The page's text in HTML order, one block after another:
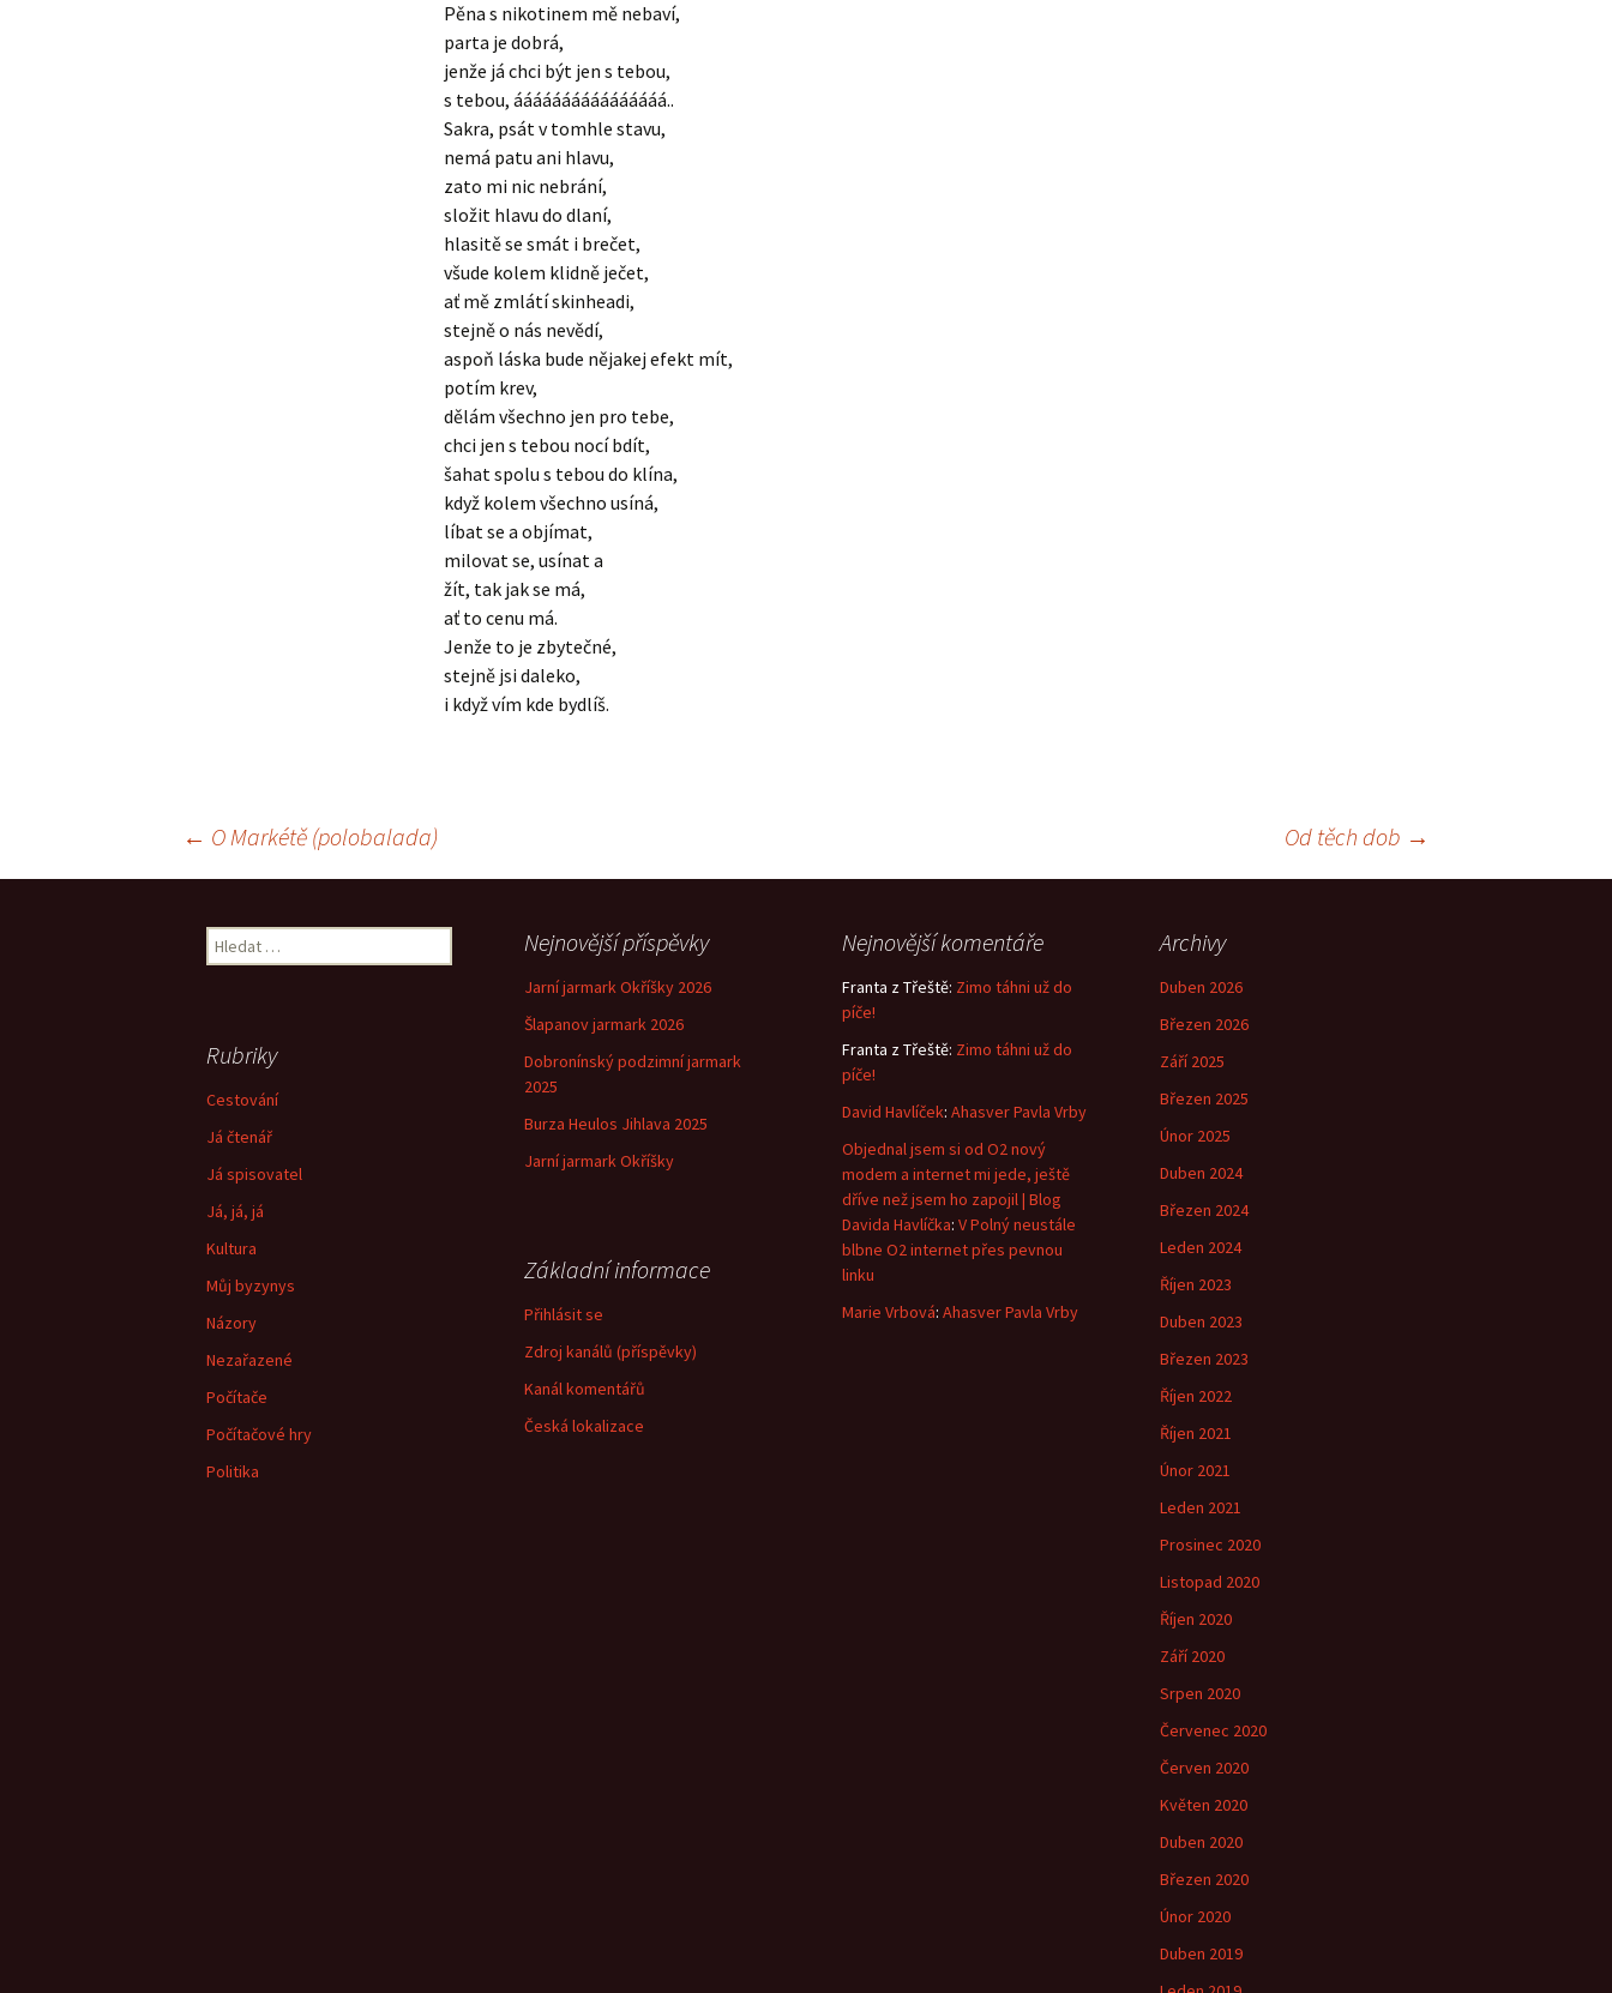
Pěna s nikotinem mě nebaví,
parta je dobrá,
jenže já chci být jen s tebou,
s tebou, áááááááááááááááá..
Sakra, psát v tomhle stavu,
nemá patu ani hlavu,
zato mi nic nebrání,
složit hlavu do dlaní,
hlasitě se smát i brečet,
všude kolem klidně ječet,
ať mě zmlátí skinheadi,
stejně o nás nevědí,
aspoň láska bude nějakej efekt mít,
potím krev,
dělám všechno jen pro tebe,
chci jen s tebou nocí bdít,
šahat spolu s tebou do klína,
když kolem všechno usíná,
líbat se a objímat,
milovat se, usínat a
žít, tak jak se má,
ať to cenu má.
Jenže to je zbytečné,
stejně jsi daleko,
i když vím kde bydlíš.
Navigace
← O Markétě (polobalada) Od těch dob →
Vyhledávání Nejnovější příspěvky
Jarní jarmark Okříšky 2026
Šlapanov jarmark 2026
Dobronínský podzimní jarmark
2025
Burza Heulos Jihlava 2025
Jarní jarmark Okříšky
Nejnovější komentáře
Franta z Třeště: Zimo táhni už do
píče!
Franta z Třeště: Zimo táhni už do
píče!
David Havlíček: Ahasver Pavla Vrby
Objednal jsem si od O2 nový
modem a internet mi jede, ještě
dříve než jsem ho zapojil | Blog
Davida Havlíčka: V Polný neustále
blbne O2 internet přes pevnou
linku
Marie Vrbová: Ahasver Pavla Vrby
Archivy
Duben 2026
Březen 2026
Září 2025
Březen 2025
Únor 2025
Duben 2024
Březen 2024
Leden 2024
Říjen 2023
Duben 2023
Březen 2023
Říjen 2022
Říjen 2021
Únor 2021
Leden 2021
Prosinec 2020
Listopad 2020
Říjen 2020
Září 2020
Srpen 2020
Červenec 2020
Červen 2020
Květen 2020
Duben 2020
Březen 2020
Únor 2020
Duben 2019
Rubriky
Cestování
Já čtenář
Já spisovatel
Já, já, já
Kultura
Můj byzynys
Názory
Nezařazené
Počítače
Počítačové hry
Politika
Základní informace
Přihlásit se
Zdroj kanálů (příspěvky)
Kanál komentářů
Česká lokalizace